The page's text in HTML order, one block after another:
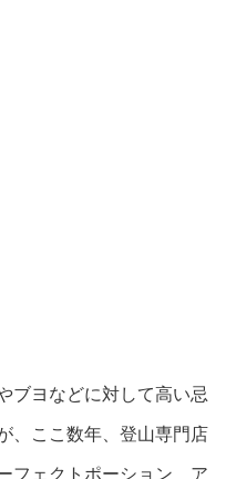
ブヨなどに対して高い忌
、ここ数年、登山専門店
フェクトポーション ア